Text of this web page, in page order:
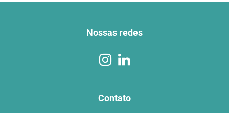
Nossas redes
Contato